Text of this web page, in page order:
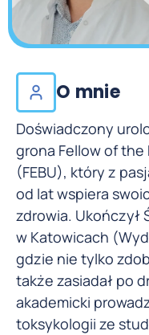
O mnie
Doświadczony
grona Fellow of the
(FEBU), który z
od lat wspiera
zdrowia. Ukończył
w Katowicach
gdzie nie tylko
także zasiadał po
akademicki
toksykologii ze